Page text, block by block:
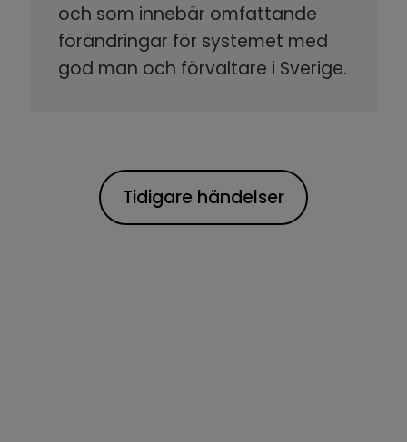
och som innebär omfattande
förändringar för systemet med
god man och förvaltare i Sverige.
Tidigare händelser